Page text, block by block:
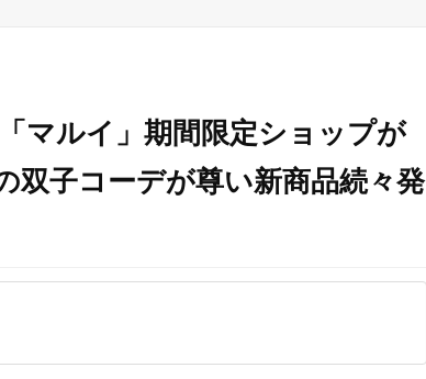
マルイ」期間限定ショップが
双子コーデが尊い新商品続々発